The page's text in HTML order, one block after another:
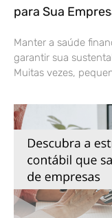
para Sua
Manter a saúde
garantir sua
Muitas vezes,